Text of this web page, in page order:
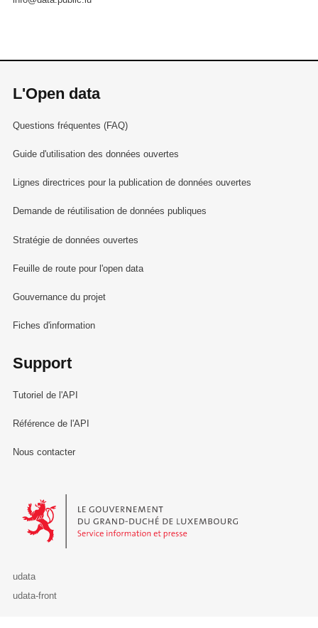
L'Open data
Questions fréquentes (FAQ)
Guide d'utilisation des données ouvertes
Lignes directrices pour la publication de données ouvertes
Demande de réutilisation de données publiques
Stratégie de données ouvertes
Feuille de route pour l'open data
Gouvernance du projet
Fiches d'information
Support
Tutoriel de l'API
Référence de l'API
Nous contacter
Le Gouvernement du Grand-Duché de Luxembourg - Service
udata
udata-front